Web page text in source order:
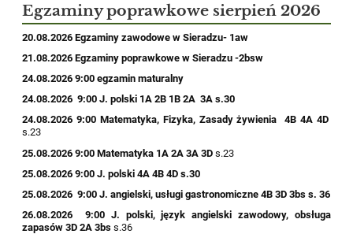
Egzaminy poprawkowe sierpień 2026
20.08.2026Egzaminy zawodowe w Sieradzu- 1aw
21.08.2026 Egzaminy poprawkowe w Sieradzu -2bsw
24.08.2026 9:00 egzamin maturalny
24.08.2026 9:00 J. polski 1A 2B 1B 2A 3A s.30
24.08.2026 9:00 Matematyka, Fizyka, Zasady żywienia 4B 4A 4D
s.23
25.08.2026 9:00Matematyka 1A 2A 3A 3D s.23
25.08.2026 9:00J. polski4A4B 4D s.30
25.08.2026 9:00J. angielski, usługi gastronomiczne4B 3D3bs s. 36
26.08.2026 9:00 J. polski, język angielski zawodowy, obsługa
zapasów3D2A 3bs s.36